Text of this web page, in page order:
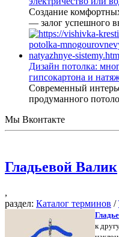
Создание
— залог успешного
Дизайн потолка:
гипсокартона и
Современный
продуманного
Мы Вконтакте
Гладьевой Валик
,
раздел: Каталог терминов /
к